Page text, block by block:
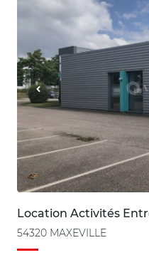
Location Activités
54320 MAXEVILLE